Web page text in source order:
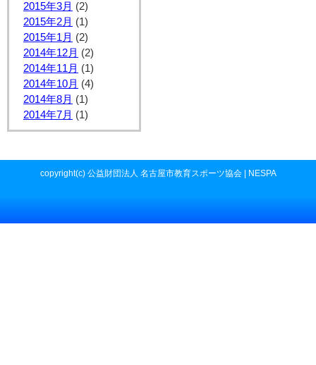
2015年3月 (2)
2015年2月 (1)
2015年1月 (2)
2014年12月 (2)
2014年11月 (1)
2014年10月 (4)
2014年8月 (1)
2014年7月 (1)
copyright(c) 公益財団法人 名古屋市教育スポーツ協会 | NESPA